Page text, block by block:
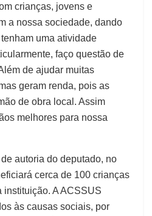
crianças, jovens e
a nossa sociedade, dando
uma atividade
faço questão de
de ajudar muitas
geram renda, pois as
de obra local. Assim
melhores para nossa
autoria do deputado, no
cerca de 100 crianças
A ACSSUS
às causas sociais, por